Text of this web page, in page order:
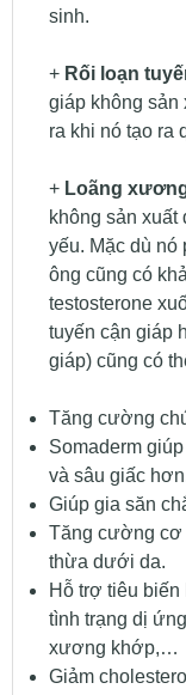
sinh.
+ Rối loạn
giáp không sản
ra khi nó tạo ra
+ Loãng
không sản
yếu. Mặc dù
ông cũng có
testosterone
tuyến cận giáp
giáp) cũng có
Tăng cường
Somaderm
và sâu giấc
Giúp gia săn
Tăng cường cơ
thừa dưới da.
Hỗ trợ tiêu biến
tình trạng dị
xương khớp,…
Giảm